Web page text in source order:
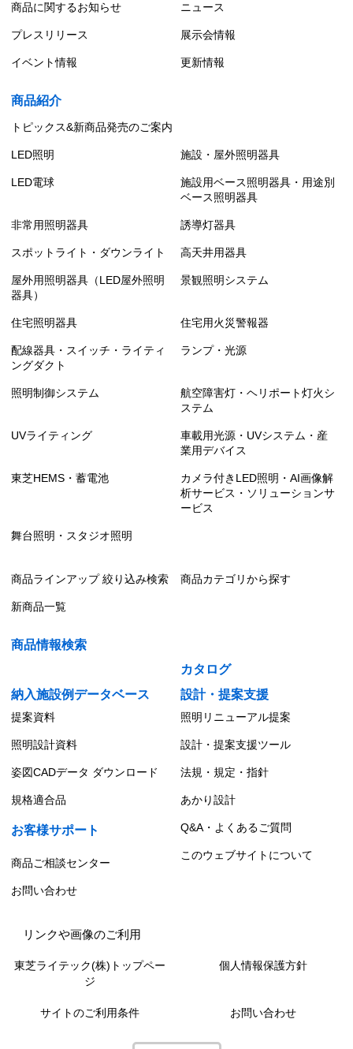
商品に関するお知らせ ニュース
プレスリリース 展示会情報
イベント情報 更新情報
商品紹介
トピックス&新商品発売のご案内
LED照明 施設・屋外照明器具
LED電球
施設用ベース照明器具・用途別
ベース照明器具
非常用照明器具 誘導灯器具
スポットライト・ダウンライト 高天井用器具
屋外用照明器具（LED屋外照明
器具）
景観照明システム
住宅照明器具 住宅用火災警報器
配線器具・スイッチ・ライティ
ングダクト
ランプ・光源
照明制御システム
航空障害灯・ヘリポート灯火シ
ステム
UVライティング
車載用光源・UVシステム・産
業用デバイス
東芝HEMS・蓄電池
カメラ付きLED照明・AI画像解
析サービス・ソリューションサ
ービス
舞台照明・スタジオ照明
商品ラインアップ 絞り込み検索 商品カテゴリから探す
新商品一覧
商品情報検索
カタログ
納入施設例データベース
設計・提案支援
提案資料 照明リニューアル提案
照明設計資料 設計・提案支援ツール
姿図CADデータ ダウンロード 法規・規定・指針
規格適合品 あかり設計
お客様サポート Q&A・よくあるご質問
商品ご相談センター
このウェブサイトについて
お問い合わせ
リンクや画像のご利用
東芝ライテック(株)トップペー
ジ
個人情報保護方針
サイトのご利用条件 お問い合わせ